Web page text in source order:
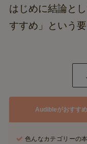
はじめに結論と
すすめ」という
Audibleがおすすめ
色んなカテゴリーの